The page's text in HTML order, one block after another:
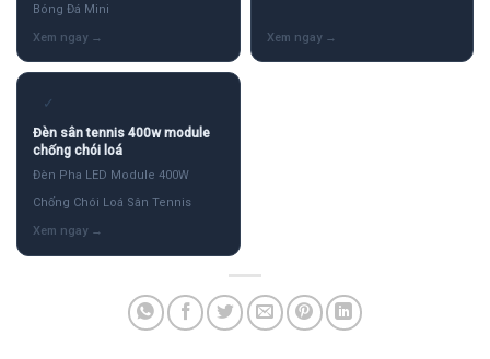
Bóng Đá Mini
✓
Đèn sân tennis 400w module
chống chói loá
Đèn Pha LED Module 400W
Chống Chói Loá Sân Tennis